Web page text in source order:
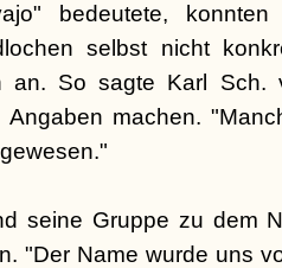
bedeutete, konnten
selbst nicht
an. So sagte Karl
Angaben machen.
seine Gruppe zu dem
"Der Name wurde uns